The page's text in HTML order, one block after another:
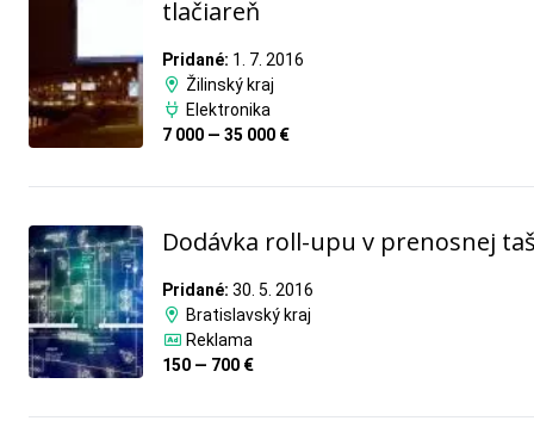
tlačiareň
Pridané: 1. 7. 2016
Žilinský kraj
Elektronika
7 000 — 35 000 €
Dodávka roll-upu v prenosnej
Pridané: 30. 5. 2016
Bratislavský kraj
Reklama
150 — 700 €